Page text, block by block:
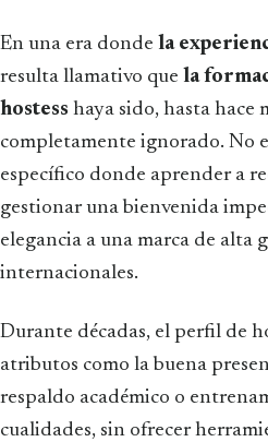
En una era donde la
resulta llamativo que la
hostess haya sido, hasta
completamente ignorado. No
específico donde aprender a
gestionar una bienvenida
elegancia a una marca de alta
internacionales.
Durante décadas, el perfil de
atributos como la buena
respaldo académico o
cualidades, sin ofrecer